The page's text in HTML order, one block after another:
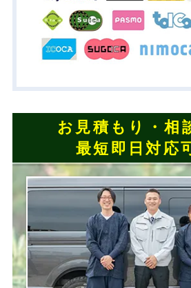
お見積もり・相
最短即日対応